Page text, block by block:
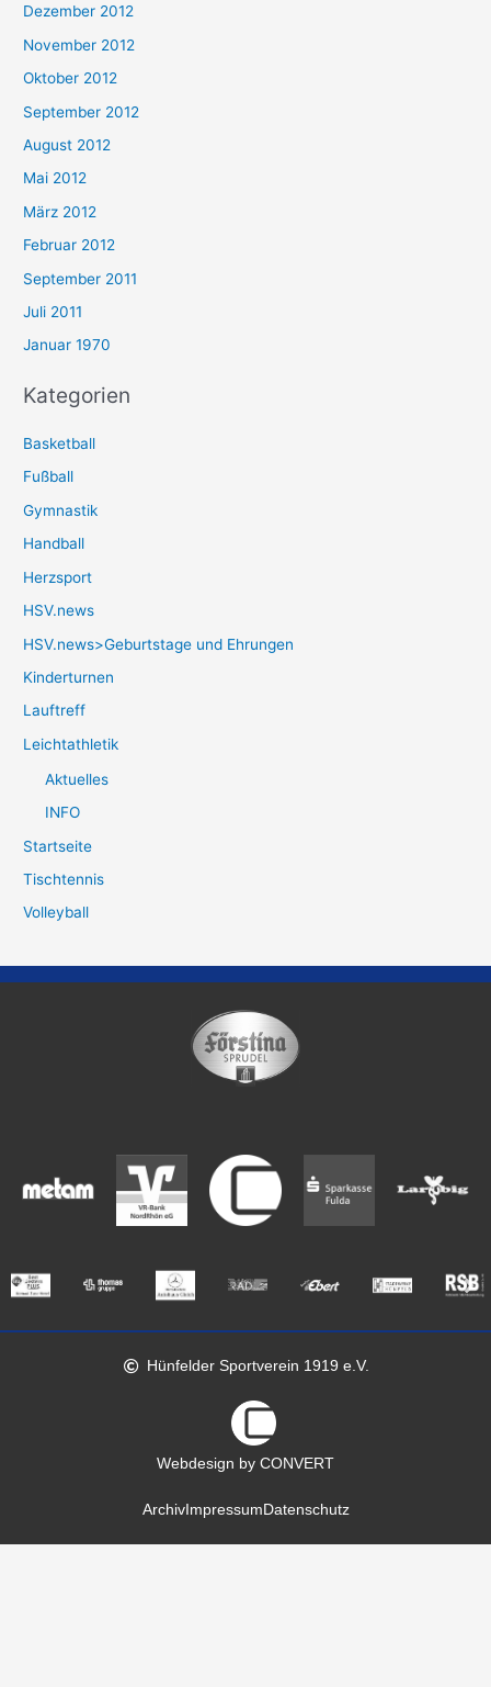
Dezember 2012
November 2012
Oktober 2012
September 2012
August 2012
Mai 2012
März 2012
Februar 2012
September 2011
Juli 2011
Januar 1970
Kategorien
Basketball
Fußball
Gymnastik
Handball
Herzsport
HSV.news
HSV.news>Geburtstage und Ehrungen
Kinderturnen
Lauftreff
Leichtathletik
Aktuelles
INFO
Startseite
Tischtennis
Volleyball
Hünfelder Sportverein 1919 e.V.
Webdesign by CONVERT
ArchivImpressumDatenschutz